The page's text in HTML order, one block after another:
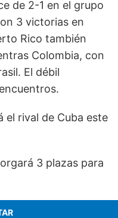
de 2-1 en el grupo
3 victorias en
Rico también
Colombia, con
El débil
el rival de Cuba este
3 plazas para